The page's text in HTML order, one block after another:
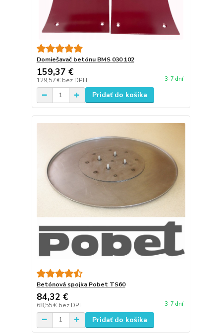
Domiešavač betónu BMS 030 102
159,37 €
129,57 € bez DPH 3-7 dní
Pridať do košíka
Betónová spojka Pobet TS60
84,32 €
68,55 € bez DPH 3-7 dní
Pridať do košíka